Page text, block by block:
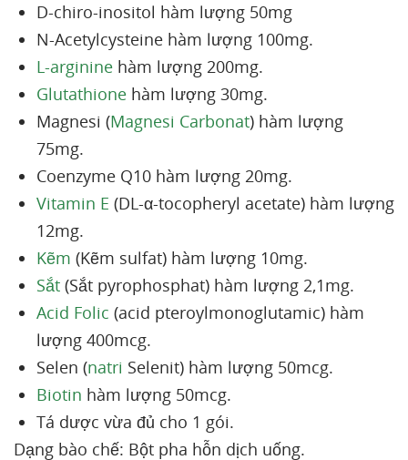
D-chiro-inositol hàm lượng 50mg
N-Acetylcysteine hàm lượng 100mg.
L-arginine hàm lượng 200mg.
Glutathione hàm lượng 30mg.
Magnesi (Magnesi Carbonat) hàm lượng
75mg.
Coenzyme Q10 hàm lượng 20mg.
Vitamin E (DL-α-tocopheryl acetate) hàm lượng
12mg.
Kẽm (Kẽm sulfat) hàm lượng 10mg.
Sắt (Sắt pyrophosphat) hàm lượng 2,1mg.
Acid Folic (acid pteroylmonoglutamic) hàm
lượng 400mcg.
Selen (natri Selenit) hàm lượng 50mcg.
Biotin hàm lượng 50mcg.
Tá dược vừa đủ cho 1 gói.
Dạng bào chế: Bột pha hỗn dịch uống.